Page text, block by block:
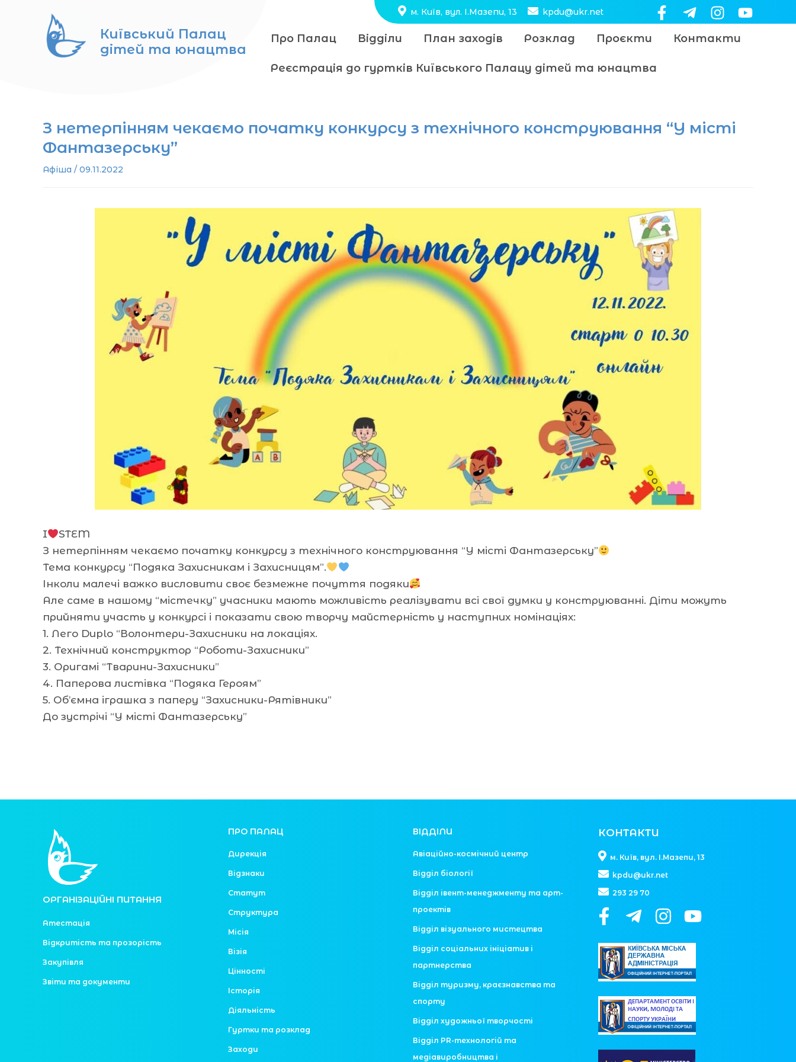
м. Київ, вул. І.Мазепи, 13 kpdu@ukr.net
Київський Палац
дітей та юнацтва
Про Палац Відділи План заходів Розклад Проєкти Контакти
Реєстрація до гуртків Київського Палацу дітей та юнацтва
З нетерпінням чекаємо початку конкурсу з технічного конструювання “У місті
Фантазерську”
Афіша / 09.11.2022
I
STEM
З нетерпінням чекаємо початку конкурсу з технічного конструювання “У місті Фантазерську”
Тема конкурсу “Подяка Захисникам і Захисницям”.
Інколи малечі важко висловити своє безмежне почуття подяки
Але саме в нашому “містечку” учасники мають можливість реалізувати всі свої думки у конструюванні. Діти можуть
прийняти участь у конкурсі і показати свою творчу майстерність у наступних номінаціях:
1. Лего Duplo “Волонтери-Захисники на локаціях.
2. Технічний конструктор “Роботи-Захисники”
3. Оригамі “Тварини-Захисники”
4. Паперова листівка “Подяка Героям”
5. Об’ємна іграшка з паперу “Захисники-Рятівники”
До зустрічі “У місті Фантазерську”
ОРГАНІЗАЦІЙНІ ПИТАННЯ
Атестація
Відкритість та прозорість
Закупівля
Звіти та документи
ПРО ПАЛАЦ
Дирекція
Відзнаки
Статут
Структура
Місія
Візія
Цінності
Історія
Діяльність
Гуртки та розклад
Заходи
ВІДДІЛИ
Авіаційно-космічний центр
Відділ біології
Відділ івент-менеджменту та арт-
проектів
Відділ візуального мистецтва
Відділ соціальних ініціатив і
партнерства
Відділ туризму, краєзнавства та
спорту
Відділ художньої творчості
Відділ PR-технологій та
медіавиробництва і
КОНТАКТИ
м. Київ, вул. І.Мазепи, 13
kpdu@ukr.net
293 29 70